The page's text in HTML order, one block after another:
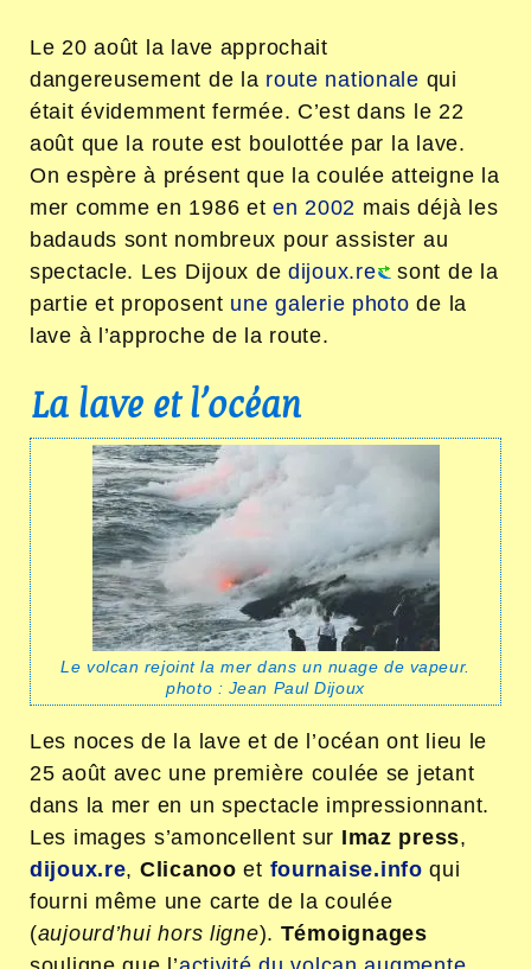
Le 20 août la lave approchait
dangereusement de la route nationale qui
était évidemment fermée. C’est dans le 22
août que la route est boulottée par la lave.
On espère à présent que la coulée atteigne la
mer comme en 1986 eten 2002 mais déjà les
badauds sont nombreux pour assister au
spectacle. Les Dijoux dedijoux.re
sont de la
partie et proposent une galerie photo de la
lave à l’approche de la route.
La lave et l’océan
Le volcan rejoint la mer dans un nuage de vapeur.
photo : Jean Paul Dijoux
Les noces de la lave et de l’océan ont lieu le
25 août avec une première coulée se jetant
dans la mer en un spectacle impressionnant.
Les images s’amoncellent sur Imaz press,
dijoux.re, Clicanoo et fournaise.info qui
fourni même une carte de la coulée
(aujourd’hui hors ligne). Témoignages